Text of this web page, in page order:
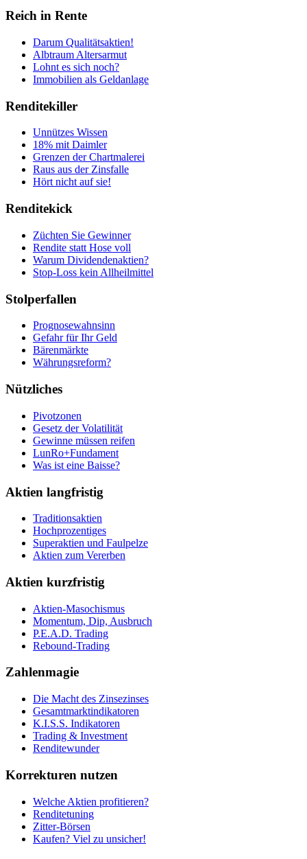
Reich in Rente
Darum Qualitätsaktien!
Albtraum Altersarmut
Lohnt es sich noch?
Immobilien als Geldanlage
Renditekiller
Unnützes Wissen
18% mit Daimler
Grenzen der Chartmalerei
Raus aus der Zinsfalle
Hört nicht auf sie!
Renditekick
Züchten Sie Gewinner
Rendite statt Hose voll
Warum Dividendenaktien?
Stop-Loss kein Allheilmittel
Stolperfallen
Prognosewahnsinn
Gefahr für Ihr Geld
Bärenmärkte
Währungsreform?
Nützliches
Pivotzonen
Gesetz der Volatilität
Gewinne müssen reifen
LunRo+Fundament
Was ist eine Baisse?
Aktien langfristig
Traditionsaktien
Hochprozentiges
Superaktien und Faulpelze
Aktien zum Vererben
Aktien kurzfristig
Aktien-Masochismus
Momentum, Dip, Ausbruch
P.E.A.D. Trading
Rebound-Trading
Zahlenmagie
Die Macht des Zinsezinses
Gesamtmarktindikatoren
K.I.S.S. Indikatoren
Trading & Investment
Renditewunder
Korrekturen nutzen
Welche Aktien profitieren?
Renditetuning
Zitter-Börsen
Kaufen? Viel zu unsicher!